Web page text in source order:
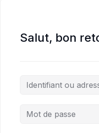
Salut, bon